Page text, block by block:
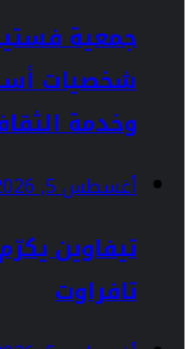
جمعية
شخصيات
وخدمة
أغسطس 5, 2026
تيفاوين
تافراوت